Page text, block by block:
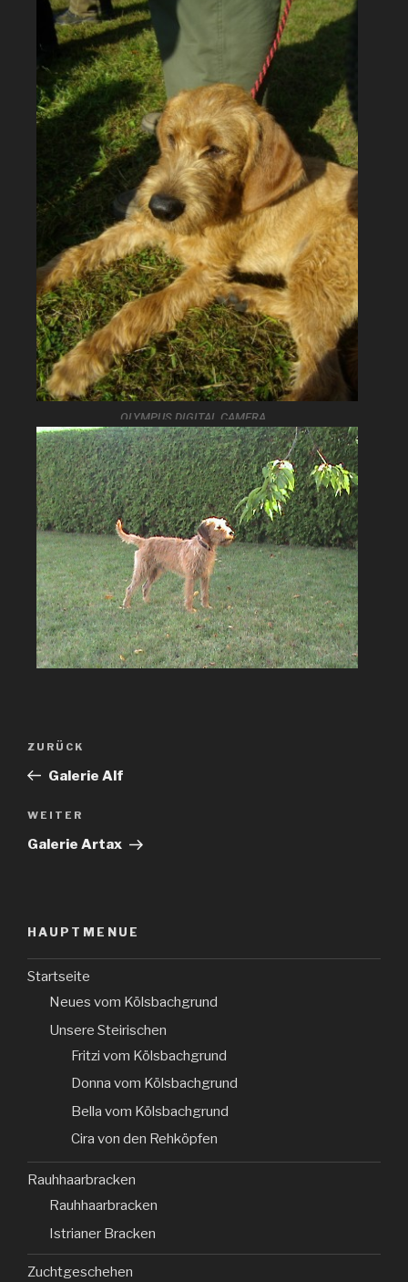
OLYMPUS DIGITAL CAMERA
ZURÜCK
Galerie Alf
WEITER
Galerie Artax
HAUPTMENUE
Startseite
Neues vom Kölsbachgrund
Unsere Steirischen
Fritzi vom Kölsbachgrund
Donna vom Kölsbachgrund
Bella vom Kölsbachgrund
Cira von den Rehköpfen
Rauhhaarbracken
Rauhhaarbracken
Istrianer Bracken
Zuchtgeschehen